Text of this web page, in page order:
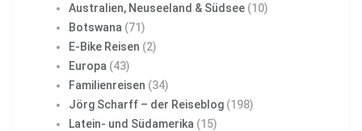
Australien, Neuseeland & Südsee (10)
Botswana (71)
E-Bike Reisen (2)
Europa (43)
Familienreisen (34)
Jörg Scharff – der Reiseblog (198)
Latein- und Südamerika (15)